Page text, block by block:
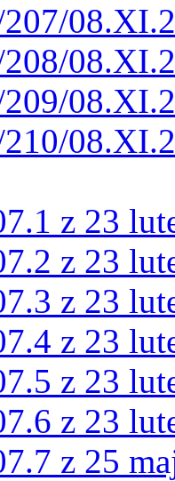
z 23
z 23
z 23
z 23
z 23
z 23
z 25